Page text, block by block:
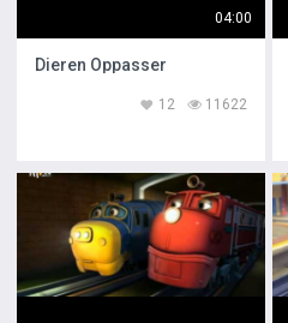
04:00
Dieren Oppasser
11622
12